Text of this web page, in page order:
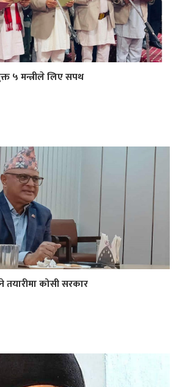
५ मन्त्रीले लिए सपथ
तयारीमा कोसी सरकार